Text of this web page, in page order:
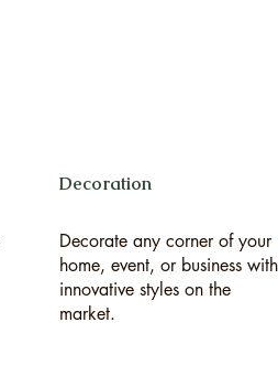
Decoration
Decorate any corner of your
home, event, or business with
innovative styles on the
market.